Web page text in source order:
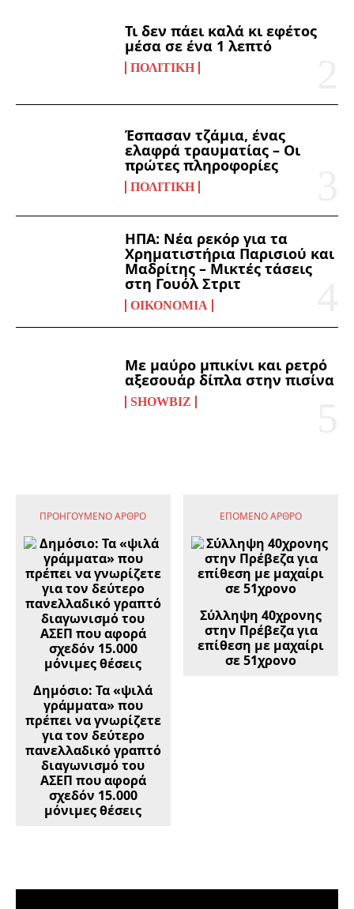
Τι δεν πάει καλά κι εφέτος
μέσα σε ένα 1 λεπτό
ΠΟΛΙΤΙΚΉ
Έσπασαν τζάμια, ένας
ελαφρά τραυματίας – Οι
πρώτες πληροφορίες
ΠΟΛΙΤΙΚΉ
ΗΠΑ: Νέα ρεκόρ για τα
Χρηματιστήρια Παρισιού και
Μαδρίτης – Μικτές τάσεις
στη Γουόλ Στριτ
ΟΙΚΟΝΟΜΊΑ
Με μαύρο μπικίνι και ρετρό
αξεσουάρ δίπλα στην πισίνα
SHOWBIZ
ΠΡΟΗΓΟΎΜΕΝΟ ΆΡΘΡΟ
Δημόσιο: Τα «ψιλά
γράμματα» που
πρέπει να γνωρίζετε
για τον δεύτερο
πανελλαδικό γραπτό
διαγωνισμό του
ΑΣΕΠ που αφορά
σχεδόν 15.000
μόνιμες θέσεις
ΕΠΌΜΕΝΟ ΆΡΘΡΟ
Σύλληψη 40χρονης
στην Πρέβεζα για
επίθεση με μαχαίρι
σε 51χρονο